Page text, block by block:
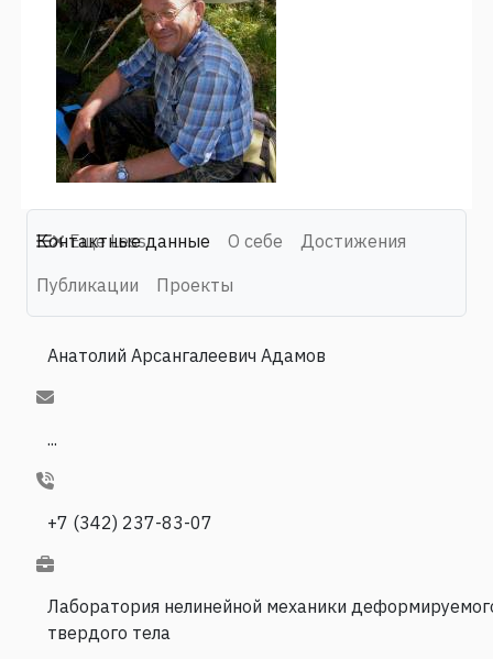
Контактные данные О себе
Достижения
Публикации
Проекты
Еще Less
Анатолий Арсангалеевич Адамов
...
+7 (342) 237-83-07
Лаборатория нелинейной механики
твердого тела